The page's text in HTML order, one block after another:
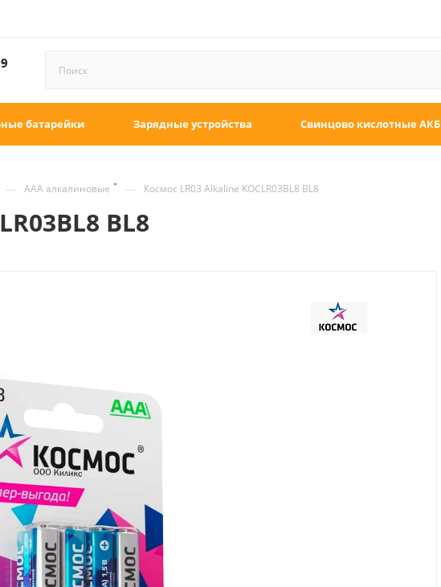
батарейки Зарядные устройства Свинцово кислотные АКБ
— ААА алкалиновые — Космос LR03 Alkaline KOCLR03BL8 BL8
BL8